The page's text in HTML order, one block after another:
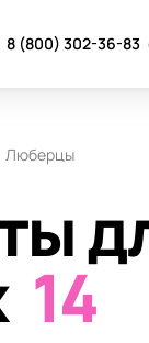
8 (800) 302-36-83
Люберцы
14